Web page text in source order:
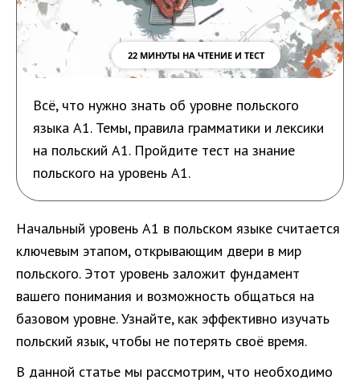
22 МИНУТЫ НА ЧТЕНИЕ И ТЕСТ
Всё, что нужно знать об уровне польского
языка A1. Темы, правила грамматики и лексики
на польский A1. Пройдите тест на знание
польского на уровень A1.
Начальный уровень A1 в польском языке считается
ключевым этапом, открывающим двери в мир
польского. Этот уровень заложит фундамент
вашего понимания и возможность общаться на
базовом уровне. Узнайте, как эффективно изучать
польский язык, чтобы не потерять своё время.
В данной статье мы рассмотрим, что необходимо